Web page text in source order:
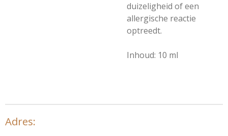
duizeligheid of een
allergische reactie
optreedt.
Inhoud: 10 ml
Adres: